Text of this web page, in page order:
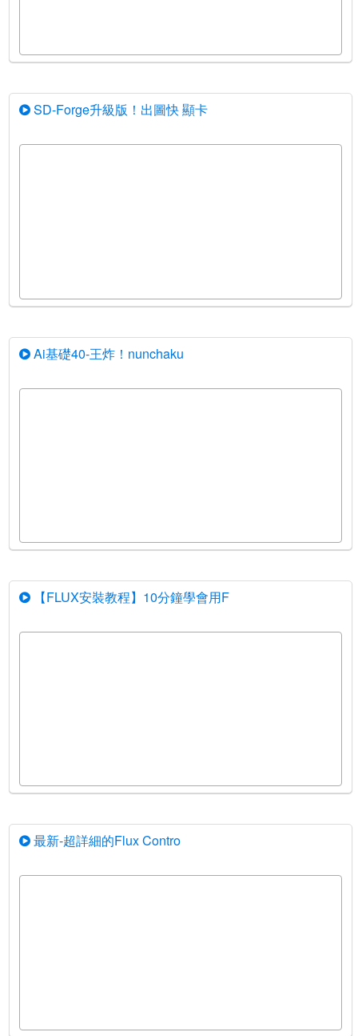
SD-Forge升級版！出圖快 顯卡
Ai基礎40-王炸！nunchaku
【FLUX安裝教程】10分鐘學會用F
最新-超詳細的Flux Contro